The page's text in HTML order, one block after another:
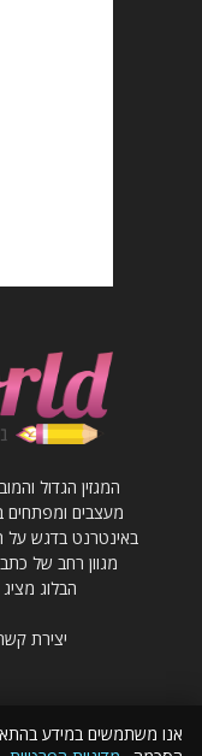
המגזין הגדול
באינטרנט בדגש על
מגוון רחב של
הבלוג
יצירת
אנו משתמשים במידע